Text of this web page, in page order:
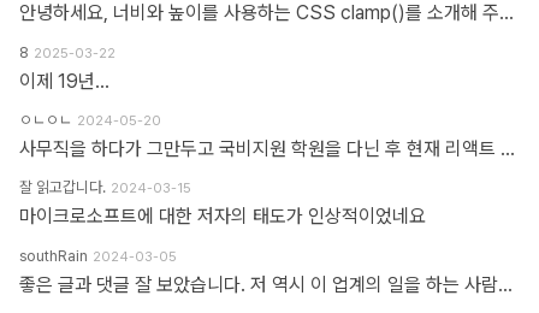
안녕하세요, 너비와 높이를 사용하는 CSS clamp()를 소개해 주셔서 감사합니다. 작업 부담을 최소화하기 위해 calc(), min, max 등 언급하신 모든 기능을 갖춘 도구를 개발했습니다. https://clampgenerator.com/tools/layout-spacing-size/?property=width 에서 확인해 보세요. 즐거운 코딩 되세요.
8 2025-03-22
이제 19년...
ㅇㄴㅇㄴ 2024-05-20
사무직을 하다가 그만두고 국비지원 학원을 다닌 후 현재 리액트 개발자로 일하고 있습니다 다행인지 불행인지(?) 컴퓨터 학원을 간게 아니라 디자인 학원을 가게 되었고 그곳에서는 퍼블리셔와 프론트엔드 개발자의 용어를 혼동해서 사용하였습니다 즉 저는 한동한 "HTML 마크업 + 스타일링 + 약간의 이벤트" 오로지 "사용자가 보고 있는 부분"만 다루는 작업이 "프론트엔드 개발"로 알고 있었습니다 ============> 우리가 흔히 퍼블리셔라고 불리는 영역입니다 하지만 학습할수록 사용자 영역과 소위 백엔드라고 불리는 영역과의 호환이 필요하다는 것을 알게 되었고 그때부터 지금까지 배웠던것과 전혀 다른 역할과 기능들을 학습하게 되었습니다 즉 자바스크립트도 event와 document 부분이 아닌 배열과 객체를 편집하는 것을 배워야 하고 API를 호출해 어떻게 사용자 영역으로 가져와야 하는가 등등 기존 퍼블리셔 역할군과 전혀 다른 것들을 다루게 되었습니다 ============> 이것이 프론트엔드 영역입니다 제가 두 가지 길을 모두 걸어본 바 프론트엔드 개발은 퍼블리셔의 완벽한 상위 호환이고 추구하는 목적도, 기술도 완전히 다릅니다 처음부터 다른 길을 가야하고 생각의 구조도 다르게 가야합니다 그런 의미에서 처음에 퍼블리셔라는 말이 처음에는 편가르기 하는것처럼 싫었지만 지금은 명확하게 길을 제시한다는 관점에서 좋다는 생각을 해봅니다
잘 읽고갑니다. 2024-03-15
마이크로소프트에 대한 저자의 태도가 인상적이었네요
southRain 2024-03-05
좋은 글과 댓글 잘 보았습니다. 저 역시 이 업계의 일을 하는 사람으로써 '웹퍼블리셔' 라는 단어를 만드신 분을 이제 알았네요. 해당 용어를 만들어주셔서 감사합니다. 그 덕에 제 업무에 대한 명확한 기준을 세울 수 있었습니다. 전 이제껏 '웹퍼블리셔' 라는 직무에 부끄러운 적 없었습니다. '웹 퍼블리셔' 라는 직무를 부끄러워 하는 건, 본인이 해당 업무를 제대로 이해하지 못하고 잘 수행하지 못하기 때문이라고 생각해요. 해외와 국내의 개발업무 포지션에 대한 단어가 다를 뿐인데, 유독 국내 개발자들 중에는 굳이 급을 나누는 분들이 많더라구요. 근데 그렇게 급을 나누는 만큼 기본이 되어있는지 의심스러울 때도 많았습니다. 퍼블리셔와 상의없이 css framework 로 화면 대충 만들다가... 디자이너 요청 대로 화면 수정 못하고 대뜸 찾아와서는 수정해달라고 하는 적도 많았고... 만들어 준 화면도 자기 맘대로 이것저것 손대다가 오히려 화면 다 틀어지는 경우도 많이 봤습니다. 이런 걸 보면 오히려 '프론트엔드 개발자' 라고 본인을 지칭하는 분들이 해외와 전혀 다른 개념으로 이해하고 있는 게 아닌가 라는 생각도 들었습니다. 이제는 면역이 되서... 그런 분들 만나면 '그러려니...' 하고 말지만요. ㅎㅎ 각자가 맡은 업무가 있는 거고, 각자의 업무를 서로 존중하는 환경이 필요하다고 생각합니다. 그리고 각자의 자리에서 본인 업무를 충실하면 되지 않을까 싶습니다.